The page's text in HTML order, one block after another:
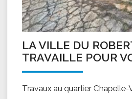
LA VILLE DU
TRAVAILLE POUR
Travaux au quartier Chapelle-